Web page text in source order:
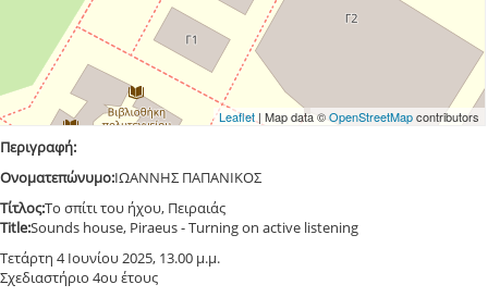
Leaflet| Map data ©OpenStreetMapcontributors
Περιγραφή:
Ονοματεπώνυμο:ΙΩΑΝΝΗΣ ΠΑΠΑΝΙΚΟΣ
Τίτλος:Το σπίτι του ήχου, Πειραιάς
Τitle:Sounds house, Piraeus - Turning on active listening
Τετάρτη 4 Ιουνίου 2025, 13.00 μ.μ.
Σχεδιαστήριο 4ου έτους